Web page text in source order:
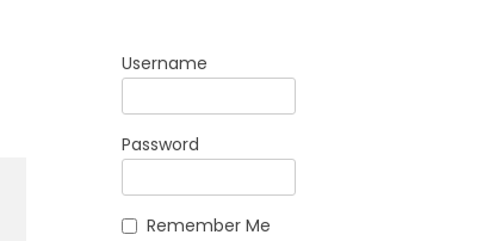
Username
Password
Remember Me